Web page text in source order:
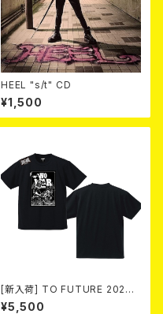
HEEL "s/t" CD
¥1,500
[新入荷] TO FUTURE 2026
× MOBSTYLES Tee
¥5,500